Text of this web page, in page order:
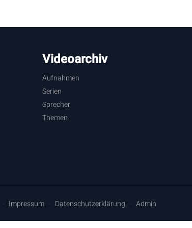
Videoarchiv
Aufnahmen
Serien
Sprecher
Themen
Impressum Datenschutzerklärung Admin